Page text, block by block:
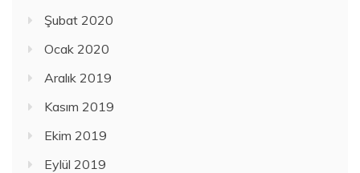
Şubat 2020
Ocak 2020
Aralık 2019
Kasım 2019
Ekim 2019
Eylül 2019